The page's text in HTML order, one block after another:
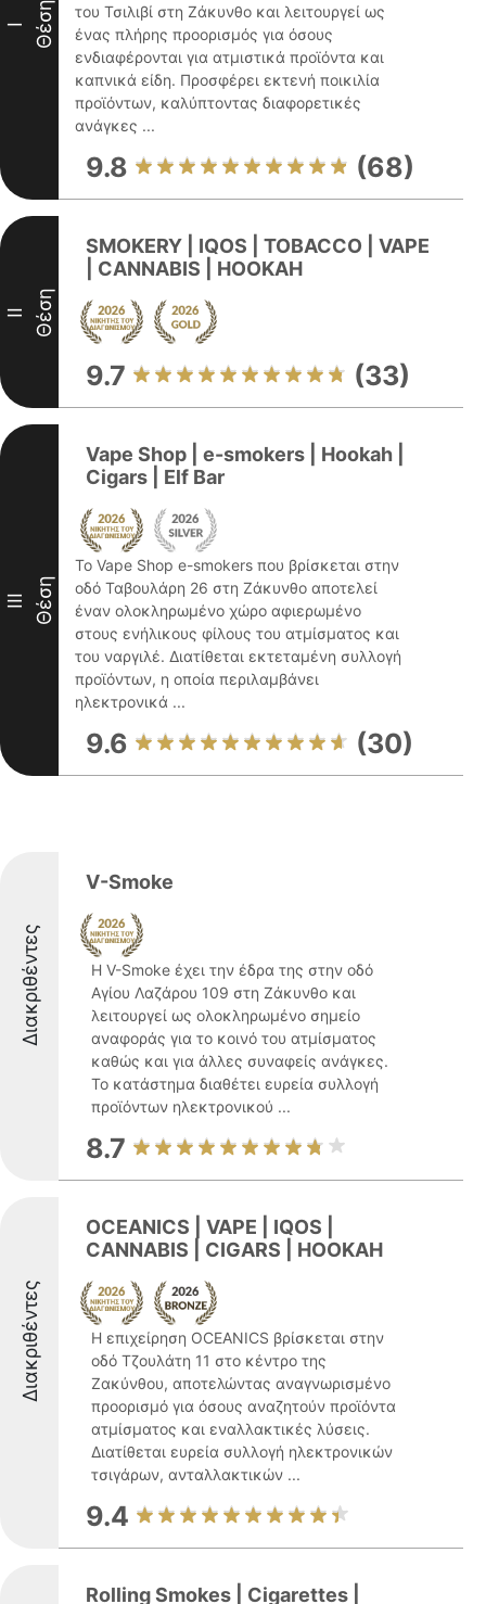
I Θέση
του Τσιλιβί στη Ζάκυνθο και λειτουργεί ως
ένας πλήρης προορισμός για όσους
ενδιαφέρονται για ατμιστικά προϊόντα και
καπνικά είδη. Προσφέρει εκτενή ποικιλία
προϊόντων, καλύπτοντας διαφορετικές
ανάγκες ...
9.8 (68)
II Θέση
SMOKERY | IQOS | TOBACCO | VAPE
| CANNABIS | HOOKAH
9.7 (33)
III Θέση
Vape Shop | e-smokers | Hookah |
Cigars | Elf Bar
Το Vape Shop e-smokers που βρίσκεται στην
οδό Ταβουλάρη 26 στη Ζάκυνθο αποτελεί
έναν ολοκληρωμένο χώρο αφιερωμένο
στους ενήλικους φίλους του ατμίσματος και
του ναργιλέ. Διατίθεται εκτεταμένη συλλογή
προϊόντων, η οποία περιλαμβάνει
ηλεκτρονικά ...
9.6 (30)
Διακριθέντες
V-Smoke
Η V-Smoke έχει την έδρα της στην οδό
Αγίου Λαζάρου 109 στη Ζάκυνθο και
λειτουργεί ως ολοκληρωμένο σημείο
αναφοράς για το κοινό του ατμίσματος
καθώς και για άλλες συναφείς ανάγκες.
Το κατάστημα διαθέτει ευρεία συλλογή
προϊόντων ηλεκτρονικού ...
8.7
Διακριθέντες
OCEANICS | VAPE | IQOS |
CANNABIS | CIGARS | HOOKAH
Η επιχείρηση OCEANICS βρίσκεται στην
οδό Τζουλάτη 11 στο κέντρο της
Ζακύνθου, αποτελώντας αναγνωρισμένο
προορισμό για όσους αναζητούν προϊόντα
ατμίσματος και εναλλακτικές λύσεις.
Διατίθεται ευρεία συλλογή ηλεκτρονικών
τσιγάρων, ανταλλακτικών ...
9.4
Rolling Smokes | Cigarettes |